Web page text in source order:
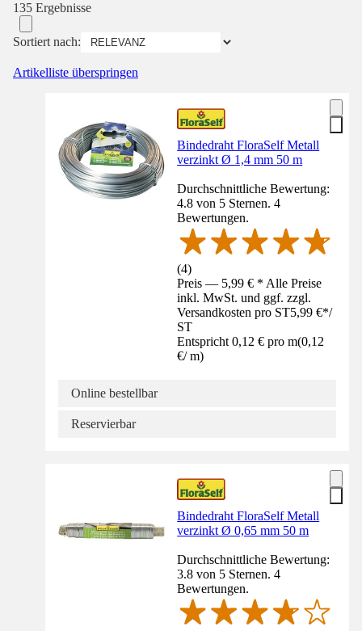
135 Ergebnisse
Sortiert nach:
Artikelliste überspringen
Bindedraht FloraSelf Metall
verzinkt Ø 1,4 mm 50 m
Durchschnittliche Bewertung:
4.8 von 5 Sternen. 4
Bewertungen.
(4)
Preis — 5,99 € * Alle Preise
inkl. MwSt. und ggf. zzgl.
Versandkosten pro ST5,99 €*/
ST
Entspricht 0,12 € pro m(0,12
€/ m)
Online bestellbar
Reservierbar
Bindedraht FloraSelf Metall
verzinkt Ø 0,65 mm 50 m
Durchschnittliche Bewertung:
3.8 von 5 Sternen. 4
Bewertungen.